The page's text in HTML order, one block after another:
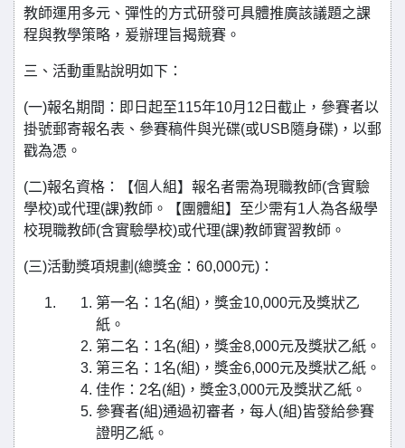
教師運用多元、彈性的方式研發可具體推廣該議題之課
程與教學策略，爰辦理旨揭競賽。
三、活動重點說明如下：
(一)報名期間：即日起至115年10月12日截止，參賽者以
掛號郵寄報名表、參賽稿件與光碟(或USB隨身碟)，以郵
戳為憑。
(二)報名資格：【個人組】報名者需為現職教師(含實驗
學校)或代理(課)教師。【團體組】至少需有1人為各級學
校現職教師(含實驗學校)或代理(課)教師實習教師。
(三)活動獎項規劃(總獎金：60,000元)：
第一名：1名(組)，獎金10,000元及獎狀乙
紙。
第二名：1名(組)，獎金8,000元及獎狀乙紙。
第三名：1名(組)，獎金6,000元及獎狀乙紙。
佳作：2名(組)，獎金3,000元及獎狀乙紙。
參賽者(組)通過初審者，每人(組)皆發給參賽
證明乙紙。